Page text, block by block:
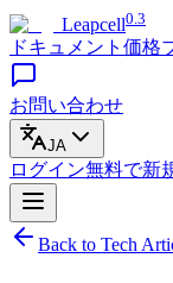
Leapcell0.3
ドキュメント 価格
お問い合わせ
JA
ログイン無料で新
Back to Tech